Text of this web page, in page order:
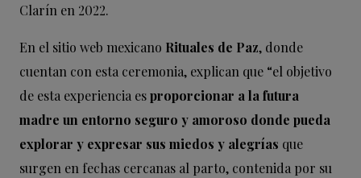
Clarín en 2022.
En el sitio web mexicano Rituales de Paz, donde
cuentan con esta ceremonia, explican que “el objetivo
de esta experiencia esproporcionar a la futura
madre un entorno seguro y amoroso donde pueda
explorar y expresar sus miedos y alegrías que
surgen en fechas cercanas al parto, contenida por su